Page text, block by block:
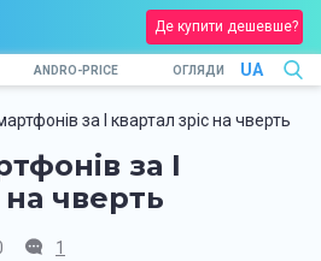
Де купити дешевше?
ANDRO-PRICE ОГЛЯДИ UA
за I квартал зріс на чверть
за I
на чверть
1